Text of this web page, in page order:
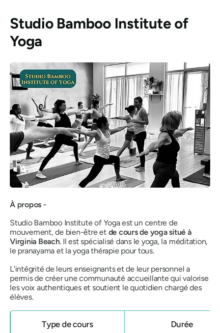
Studio Bamboo Institute of
Yoga
À propos -
Studio Bamboo Institute of Yoga est un centre de
mouvement, de bien-être et de cours de yoga situé à
Virginia Beach. Il est spécialisé dans le yoga, la méditation,
le pranayama et la yoga thérapie pour tous.
L'intégrité de leurs enseignants et de leur personnel a
permis de créer une communauté accueillante qui valorise
les voix authentiques et soutient le quotidien chargé des
élèves.
Type de cours Durée